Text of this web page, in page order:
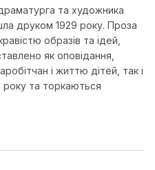
та художника
друком 1929 року. Проза
образів та ідей,
як оповідання,
і життю дітей, так і
року та торкаються